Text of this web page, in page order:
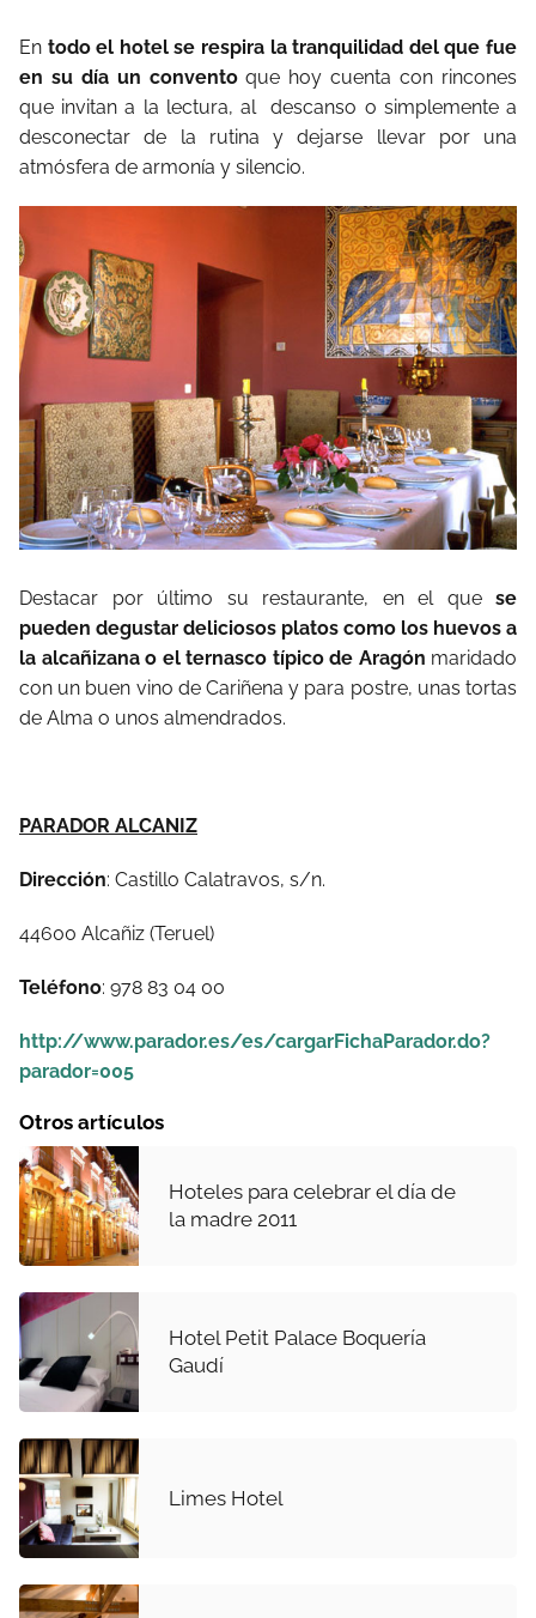
En todo el hotel se respira la tranquilidad del que fue
en su día un conventoque hoy cuenta con rincones
que invitan a la lectura, al descanso o simplemente a
desconectar de la rutina y dejarse llevar por una
atmósfera de armonía y silencio.
Destacar por último su restaurante, en el que se
pueden degustar deliciosos platos como los huevos a
la alcañizana o el ternasco típico de Aragón maridado
con un buen vino de Cariñena y para postre, unas tortas
de Alma o unos almendrados.
PARADOR ALCANIZ
Dirección: Castillo Calatravos, s/n.
44600 Alcañiz (Teruel)
Teléfono: 978 83 04 00
http://www.parador.es/es/cargarFichaParador.do?
parador=005
Otros artículos
Hoteles para celebrar el día de
la madre 2011
Hotel Petit Palace Boquería
Gaudí
Limes Hotel